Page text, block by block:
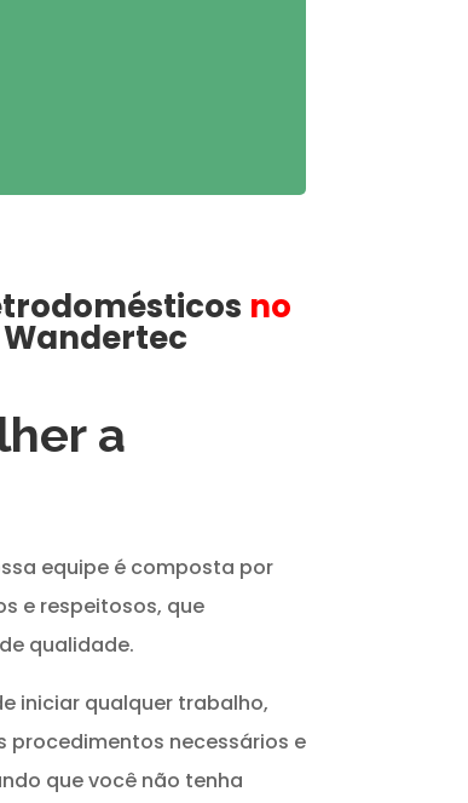
no
a
equipe é composta por
e respeitosos, que
qualidade.
iniciar qualquer trabalho,
necessários e
que você não tenha